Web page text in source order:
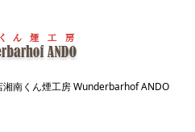
南くん煙工房 Wunderbarhof ANDO